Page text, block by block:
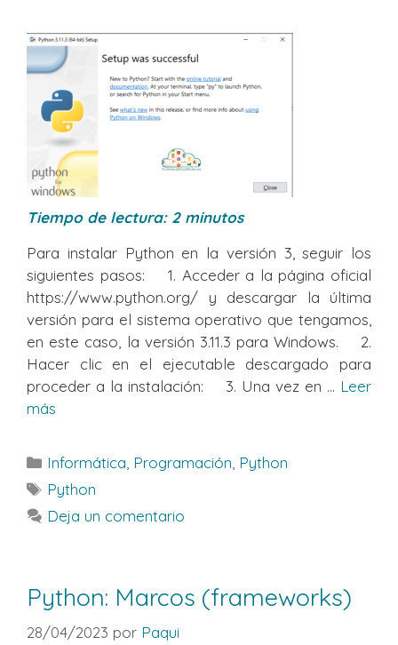
Tiempo de lectura: 2 minutos
Para instalar Python en la versión 3, seguir los
siguientes pasos: 1. Acceder a la página oficial
https://www.python.org/ y descargar la última
versión para el sistema operativo que tengamos,
en este caso, la versión 3.11.3 para Windows. 2.
Hacer clic en el ejecutable descargado para
proceder a la instalación: 3. Una vez en ... Leer
más
Categorías
Informática, Programación, Python
Etiquetas
Python
Deja un comentario
Python: Marcos (frameworks)
28/04/2023 por Paqui